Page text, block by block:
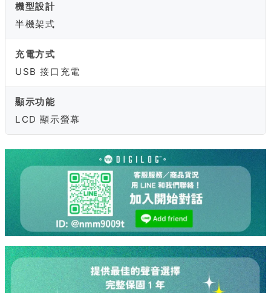
機型設計
半機架式
充電方式
USB 接口充電
顯示功能
LCD 顯示螢幕